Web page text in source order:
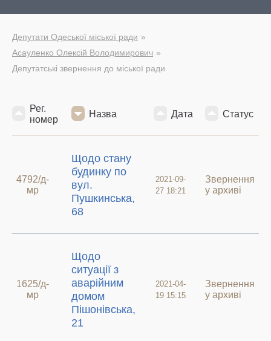
Депутати Одеської міської ради
Асауленко Олексій Володимирович
Депутатські звернення до міської ради
Рег.
номер
Назва Дата Статус
4792/д-
мр
Щодо стану
будинку по
вул.
Пушкинська,
68
2021-09-
27 18:21
Звернення
у архиві
1625/д-
мр
Щодо
ситуації з
аварійним
домом
Пішонівська,
21
2021-04-
19 15:15
Звернення
у архиві